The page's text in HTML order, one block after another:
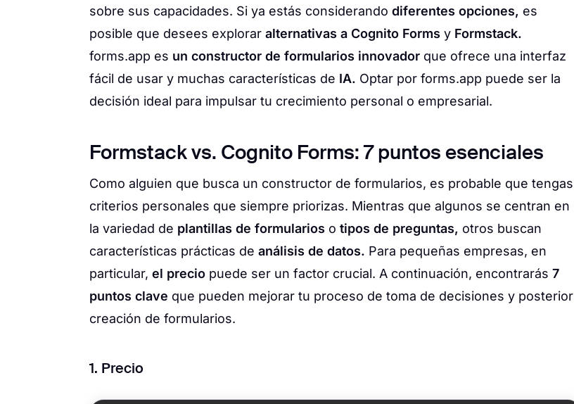
sobre sus capacidades. Si ya estás considerando diferentes opciones, es
posible que desees explorar alternativas a Cognito Forms y Formstack.
forms.app es un constructor de formularios innovador que ofrece una interfaz
fácil de usar y muchas características de IA. Optar por forms.app puede ser la
decisión ideal para impulsar tu crecimiento personal o empresarial.
Formstack vs. Cognito Forms: 7 puntos esenciales
Como alguien que busca un constructor de formularios, es probable que tengas
criterios personales que siempre priorizas. Mientras que algunos se centran en
la variedad de plantillas de formularios o tipos de preguntas, otros buscan
características prácticas de análisis de datos. Para pequeñas empresas, en
particular, el precio puede ser un factor crucial. A continuación, encontrarás 7
puntos clave que pueden mejorar tu proceso de toma de decisiones y posterior
creación de formularios.
1. Precio